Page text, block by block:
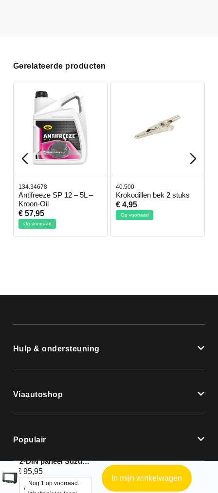
Gerelateerde producten
134.34678
Antifreeze SP 12 – 5L –
Kroon-Oil
€ 57,95
Op voorraad
40.500
Krokodillen bek 2 stuks
€ 4,95
Op voorraad
Hulp & ondersteuning
Viaautoshop
Populair
2-DIN paneel Suzuki Jimny 2018-2024
€ 95,95
Nog 1 op voorraad.
In mijn winkelwagen